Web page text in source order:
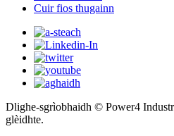
Cuir fios thugainn
Dlighe-sgrìobhaidh © Power4
glèidhte.